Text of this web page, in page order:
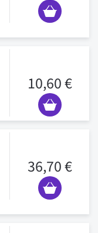
10,60 €
36,70 €